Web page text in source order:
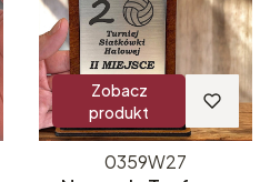
Zobacz
produkt
0359W27